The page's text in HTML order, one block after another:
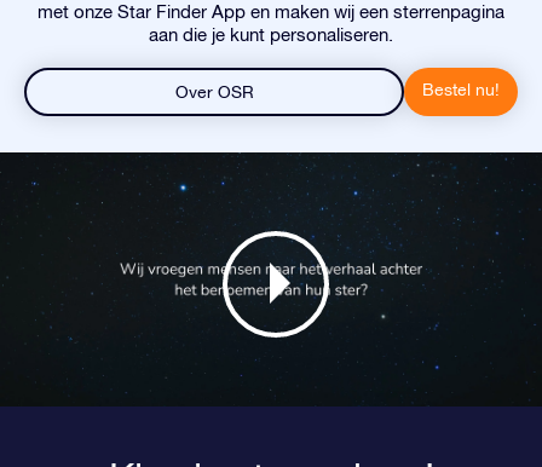
met onze Star Finder App en maken wij een sterrenpagina
aan die je kunt personaliseren.
Over OSR Bestel nu!